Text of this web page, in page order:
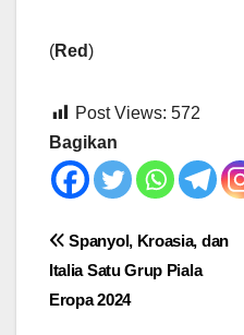
(Red)
Post Views: 572
Bagikan
Post
navigation
Spanyol, Kroasia, dan
Italia Satu Grup Piala
Eropa 2024